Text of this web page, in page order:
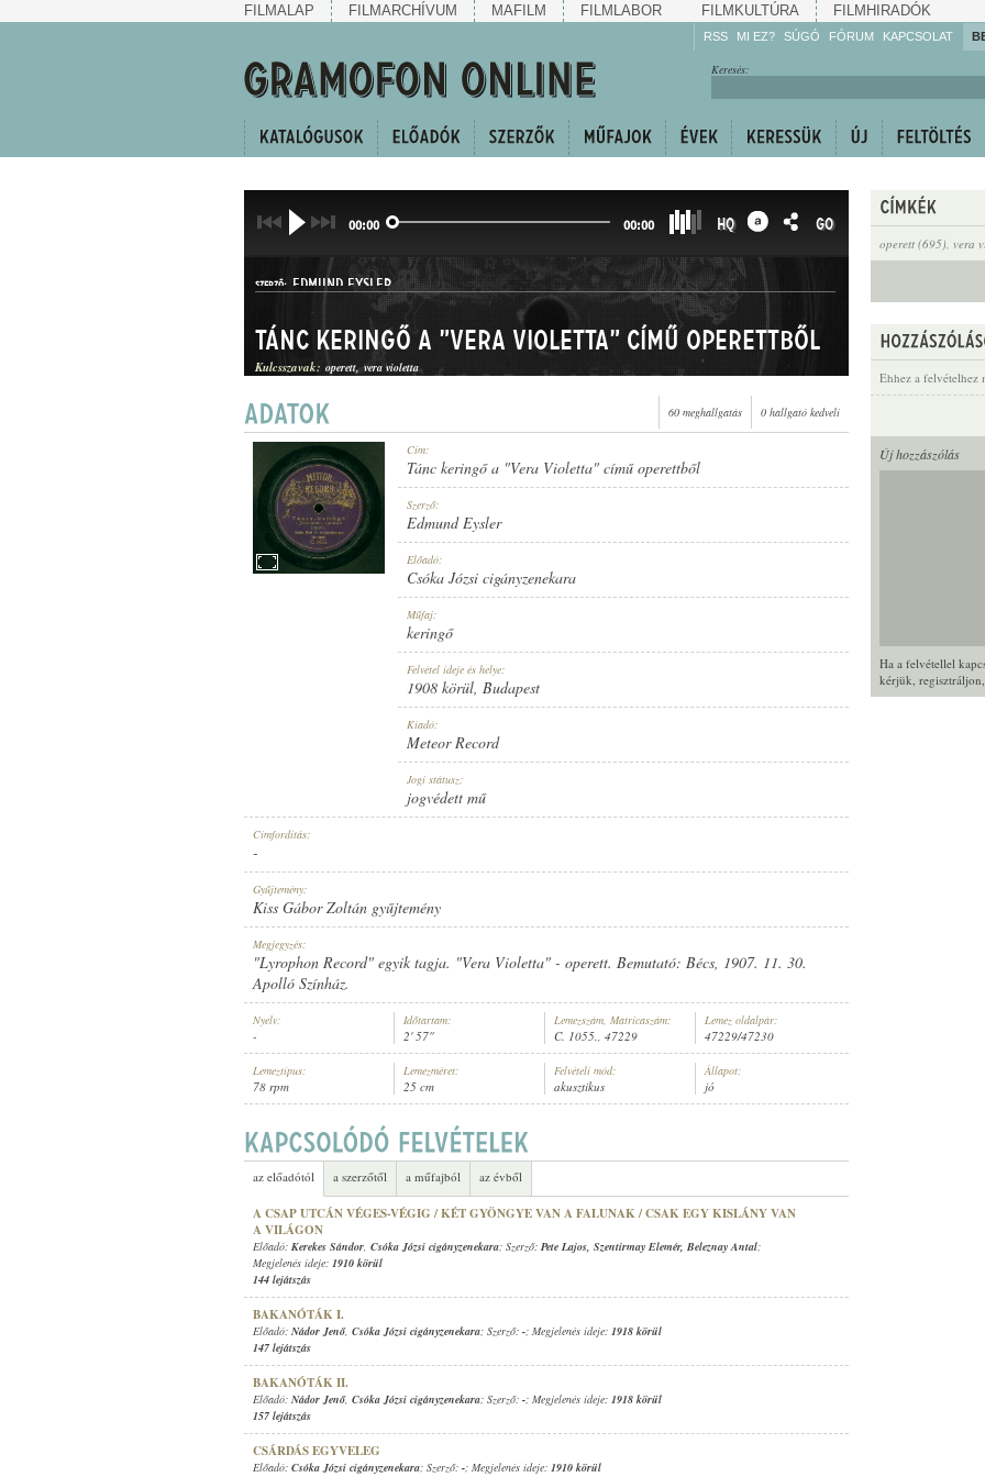
FILMALAP FILMARCHÍVUM MAFILM FILMLABOR FILMKULTÚRA FILMHIRADÓK
RSS MI EZ? SÚGÓ
Gyarapítsa!
FÓRUM KAPCSOLAT
Keresés:
operett (695), vera
Ehhez a felvételhez
Új hozzászólás
Ha a felvétellel
kérjük, regisztráljon
00:00 00:00 HQ GO
ELŐADÓ: CSÓKA JÓZSI CIGÁNYZENEKARA
SZERZŐ: EDMUND EYSLER
KERINGŐ
1908 KÖRÜL
LEMEZSZÁM:
Tánc keringő a "Vera Violetta" című operettből
Kulcsszavak: operett vera violetta
60 meghallgatás 0 hallgató kedveli
Cím:
Tánc keringő a "Vera Violetta" című operettből
Szerző:
Edmund Eysler
Előadó:
Csóka Józsi cigányzenekara
Műfaj:
keringő
Felvétel ideje és helye:
1908 körül, Budapest
Kiadó:
Meteor Record
Jogi státusz:
jogvédett mű
Címfordítás:
-
Gyűjtemény:
Kiss Gábor Zoltán gyűjtemény
Megjegyzés:
"Lyrophon Record" egyik tagja. "Vera Violetta" - operett. Bemutató: Bécs, 1907. 11. 30.
Apolló Színház.
Nyelv:
-
Időtartam:
2' 57"
Lemezszám, Matricaszám:
C. 1055., 47229
Lemez oldalpár:
47229/47230
Lemeztípus:
78 rpm
Lemezméret:
25 cm
Felvételi mód:
akusztikus
Állapot:
jó
az előadótól a szerzőtől a műfajból az évből
A CSAP UTCÁN VÉGES-VÉGIG / KÉT GYÖNGYE VAN A FALUNAK / CSAK EGY KISLÁNY VAN
A VILÁGON
Előadó: Kerekes Sándor, Csóka Józsi cigányzenekara; Szerző: Pete Lajos, Szentirmay Elemér, Beleznay Antal;
Megjelenés ideje: 1910 körül
144 lejátszás
BAKANÓTÁK I.
Előadó: Nádor Jenő, Csóka Józsi cigányzenekara; Szerző: -; Megjelenés ideje: 1918 körül
147 lejátszás
BAKANÓTÁK II.
Előadó: Nádor Jenő, Csóka Józsi cigányzenekara; Szerző: -; Megjelenés ideje: 1918 körül
157 lejátszás
CSÁRDÁS EGYVELEG
Előadó: Csóka Józsi cigányzenekara; Szerző: -; Megjelenés ideje: 1910 körül